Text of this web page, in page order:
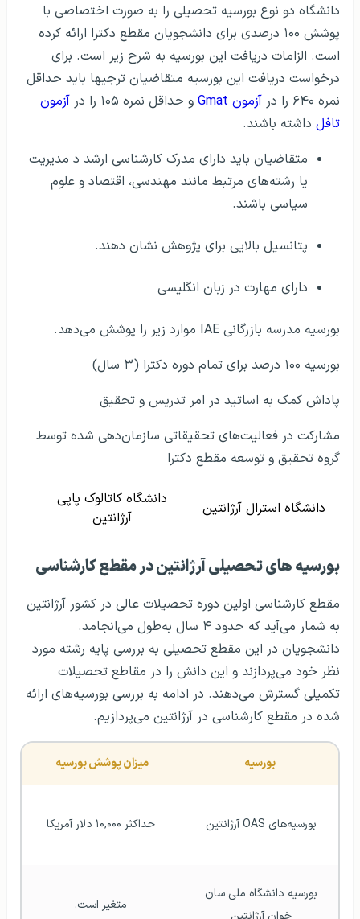
دانشگاه دو نوع بورسیه تحصیلی را به صورت اختصاصی با
پوشش ۱۰۰ درصدی برای دانشجویان مقطع دکترا ارائه کرده
است. الزامات دریافت این بورسیه به شرح زیر است. برای
درخواست دریافت این بورسیه متقاضیان ترجیها باید حداقل
نمره ۶۴۰ را در
آزمون Gmat و حداقل نمره ۱۰۵ را در
آزمون
تافل داشته باشند.
متقاضیان باید دارای مدرک کارشناسی ارشد د مدیریت
یا رشته‌های مرتبط مانند مهندسی، اقتصاد و علوم
سیاسی باشند.
پتانسیل بالایی برای پژوهش نشان دهند.
دارای مهارت در زبان انگلیسی
بورسیه‌ مدرسه بازرگانی IAE موارد زیر را پوشش می‌دهد.
بورسیه ۱۰۰ درصد برای تمام دوره دکترا (۳ سال)
پاداش کمک به اساتید در امر تدریس و تحقیق
مشارکت در فعالیت‌های تحقیقاتی سازمان‌دهی شده توسط
گروه تحقیق و توسعه مقطع دکترا
دانشگاه استرال آرژانتین
دانشگاه کاتالوک پاپی
آرژانتین
بورسیه‌ های تحصیلی آرژانتین در مقطع کارشناسی
مقطع کارشناسی اولین دوره تحصیلات عالی در کشور آرژانتین
به شمار می‌آید که حدود ۴ سال به‌طول می‌انجامد.
دانشجویان در این مقطع تحصیلی به بررسی پایه رشته مورد
نظر خود می‌پردازند و این دانش را در مقاطع تحصیلات
تکمیلی گسترش می‌دهند. در ادامه به بررسی بورسیه‌های ارائه
شده در مقطع کارشناسی در آرژانتین می‌پردازیم.
بورسیه میزان پوشش بورسیه
بورسیه‌های OAS آرژانتین حداکثر ۱۰,۰۰۰ دلار آمریکا
متغیر است.